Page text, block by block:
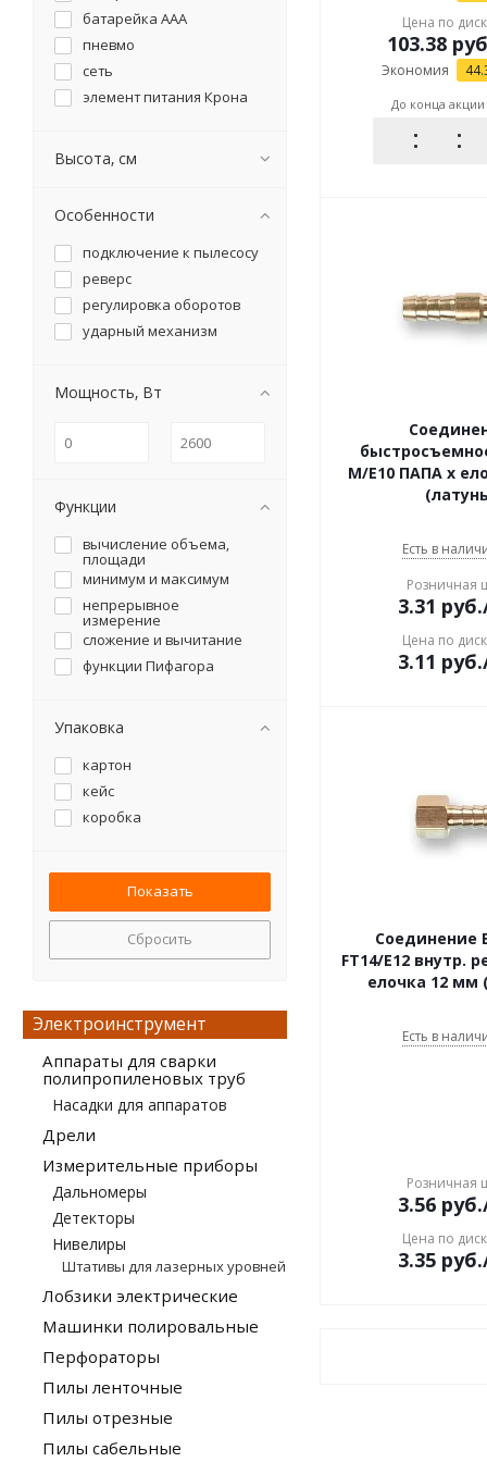
Цена по
103.38
Экономия
До конца акции
M/E10 ПАПА х
Есть в
Розничная
3.31 руб.
Цена по
3.11 руб.
Соединение
FT14/E12 внутр.
елочка 12 мм
Есть в
Розничная
3.56 руб.
Цена по
3.35 руб.
зарядное устройство
клеевой пистолет
УШМ
лубрикатор
компрессора
маслораспылитель
мультифункциональный
инструмент (реноватор)
муфта быстросъемная
набор аксессуаров для
термовоздуходувки
насадка ленточно-
шлифовальная для УШМ
насадка-кусторез для
УШМ
насадка-плиткорез для
УШМ
насадка-распылитель
насадка-сабельная пила
для дрелей
нивелир лазерный
отбойный молоток
патрон
паяльник
пеногенератор для
мойки высокого
давления
перфоратор
пила дисковая
пила отрезная по
металлу
пила сабельная
пила торцовочная
пистолет
пистолет для
антикоррозионных
покрытий
пистолет для мойки
высокого давления
пистолет для подкачки
шин
пистолет моечный
пневматический
пистолет
пневматический для
заполнения пустот
пневматический
пистолет продувочный
пистолет скобозабивной
пистолет
батарейка ААА
пневмо
сеть
элемент питания Крона
Высота, см
Особенности
подключение к пылесосу
реверс
регулировка оборотов
ударный механизм
Мощность, Вт
Функции
вычисление объема,
площади
минимум и максимум
непрерывное
измерение
сложение и вычитание
функции Пифагора
Упаковка
картон
кейс
коробка
Сбросить
Электроинструмент
Аппараты для сварки
полипропиленовых труб
Насадки для аппаратов
Дрели
Измерительные приборы
Дальномеры
Детекторы
Нивелиры
Штативы для лазерных уровней
Лобзики электрические
Машинки полировальные
Перфораторы
Пилы ленточные
Пилы отрезные
Пилы сабельные